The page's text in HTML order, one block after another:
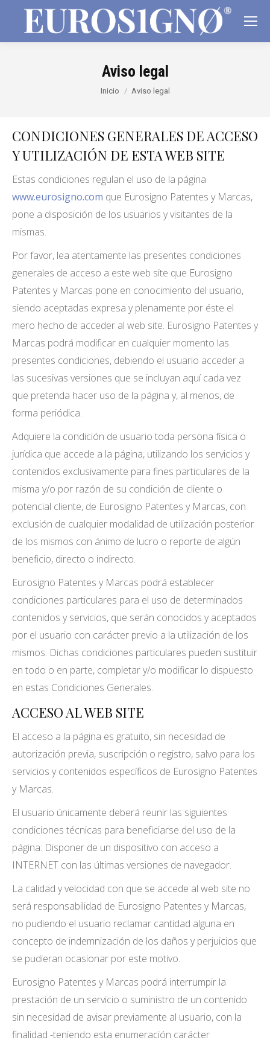
Aviso legal
Estás aquí:
Inicio Aviso legal
CONDICIONES GENERALES DE ACCESO
Y UTILIZACIÓN DE ESTA WEB SITE
Estas condiciones regulan el uso de la página
www.eurosigno.com que Eurosigno Patentes y Marcas,
pone a disposición de los usuarios y visitantes de la
mismas.
Por favor, lea atentamente las presentes condiciones
generales de acceso a este web site que Eurosigno
Patentes y Marcas pone en conocimiento del usuario,
siendo aceptadas expresa y plenamente por éste el
mero hecho de acceder al web site. Eurosigno Patentes y
Marcas podrá modificar en cualquier momento las
presentes condiciones, debiendo el usuario acceder a
las sucesivas versiones que se incluyan aquí cada vez
que pretenda hacer uso de la página y, al menos, de
forma periódica.
Adquiere la condición de usuario toda persona física o
jurídica que accede a la página, utilizando los servicios y
contenidos exclusivamente para fines particulares de la
misma y/o por razón de su condición de cliente o
potencial cliente, de Eurosigno Patentes y Marcas, con
exclusión de cualquier modalidad de utilización posterior
de los mismos con ánimo de lucro o reporte de algún
beneficio, directo o indirecto.
Eurosigno Patentes y Marcas podrá establecer
condiciones particulares para el uso de determinados
contenidos y servicios, que serán conocidos y aceptados
por el usuario con carácter previo a la utilización de los
mismos. Dichas condiciones particulares pueden sustituir
en todo o en parte, completar y/o modificar lo dispuesto
en estas Condiciones Generales.
ACCESO AL WEB SITE
El acceso a la página es gratuito, sin necesidad de
autorización previa, suscripción o registro, salvo para los
servicios y contenidos específicos de Eurosigno Patentes
y Marcas.
El usuario únicamente deberá reunir las siguientes
condiciones técnicas para beneficiarse del uso de la
página: Disponer de un dispositivo con acceso a
INTERNET con las últimas versiones de navegador.
La calidad y velocidad con que se accede al web site no
será responsabilidad de Eurosigno Patentes y Marcas,
no pudiendo el usuario reclamar cantidad alguna en
concepto de indemnización de los daños y perjuicios que
se pudieran ocasionar por este motivo.
Eurosigno Patentes y Marcas podrá interrumpir la
prestación de un servicio o suministro de un contenido
sin necesidad de avisar previamente al usuario, con la
finalidad -teniendo esta enumeración carácter